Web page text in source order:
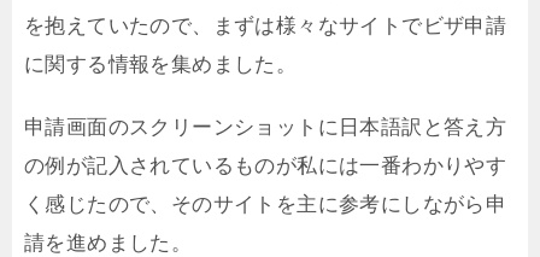
を抱えていたので、まずは様々なサイトでビザ申請
に関する情報を集めました。
申請画面のスクリーンショットに日本語訳と答え方
の例が記入されているものが私には一番わかりやす
く感じたので、そのサイトを主に参考にしながら申
請を進めました。